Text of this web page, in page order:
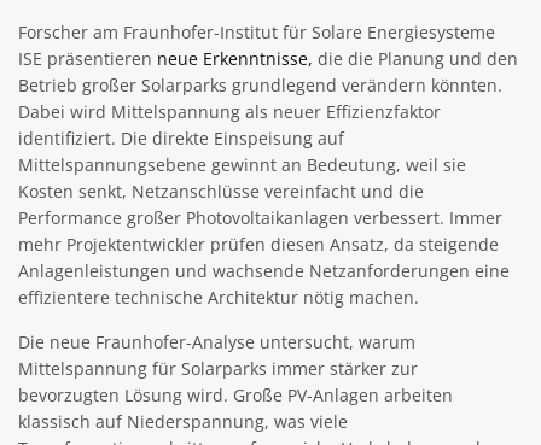
Forscher am Fraunhofer-Institut für Solare Energiesysteme
ISE präsentieren neue Erkenntnisse, die die Planung und den
Betrieb großer Solarparks grundlegend verändern könnten.
Dabei wird Mittelspannung als neuer Effizienzfaktor
identifiziert. Die direkte Einspeisung auf
Mittelspannungsebene gewinnt an Bedeutung, weil sie
Kosten senkt, Netzanschlüsse vereinfacht und die
Performance großer Photovoltaikanlagen verbessert. Immer
mehr Projektentwickler prüfen diesen Ansatz, da steigende
Anlagenleistungen und wachsende Netzanforderungen eine
effizientere technische Architektur nötig machen.
Die neue Fraunhofer-Analyse untersucht, warum
Mittelspannung für Solarparks immer stärker zur
bevorzugten Lösung wird. Große PV-Anlagen arbeiten
klassisch auf Niederspannung, was viele